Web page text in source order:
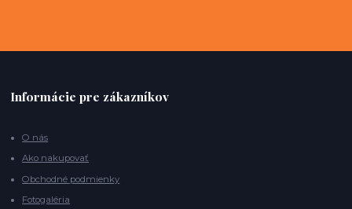
Informácie pre zákazníkov
O nás
Ako nakupovať
Obchodné podmienky
Fotogaléria